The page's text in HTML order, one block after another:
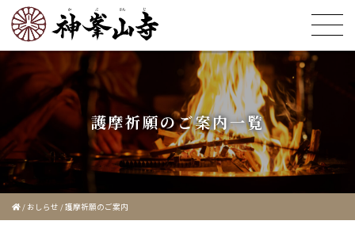
護摩祈願のご案内一覧
/ おしらせ /護摩祈願のご案内